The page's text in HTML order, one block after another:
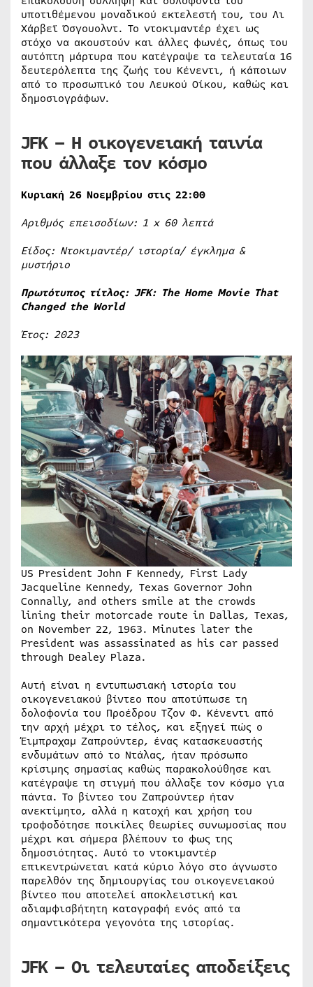
υποτιθέμενου μοναδικού εκτελεστή του, του Λι
Χάρβεϊ Όσγουολντ. Το ντοκιμαντέρ έχει ως
στόχο να ακουστούν και άλλες φωνές, όπως του
αυτόπτη μάρτυρα που κατέγραψε τα τελευταία 16
δευτερόλεπτα της ζωής του Κένεντι, ή κάποιων
από το προσωπικό του Λευκού Οίκου, καθώς και
δημοσιογράφων.
JFK– Η οικογενειακή ταινία
που άλλαξε τον κόσμο
Κυριακή 26 Νοεμβρίου στις 22:00
Αριθμός επεισοδίων: 1 x60 λεπτά
Είδος: Ντοκιμαντέρ/ ιστορία/ έγκλημα &
μυστήριο
Πρωτότυπος τίτλος: JFK: The Home Movie That
Changed the World
Έτος: 2023
US President John F Kennedy, First Lady
Jacqueline Kennedy, Texas Governor John
Connally, and others smile at the crowds
lining their motorcade route in Dallas, Texas,
on November 22, 1963. Minutes later the
President was assassinated as his car passed
through Dealey Plaza.
Αυτή είναι η εντυπωσιακή ιστορία του
οικογενειακού βίντεο που αποτύπωσε τη
δολοφονία του Προέδρου Τζον Φ. Κένεντι από
την αρχή μέχρι το τέλος, και εξηγεί πώς ο
Έιμπραχαμ Ζαπρούντερ, ένας κατασκευαστής
ενδυμάτων από το Ντάλας, ήταν πρόσωπο
κρίσιμης σημασίας καθώς παρακολούθησε και
κατέγραψε τη στιγμή που άλλαξε τον κόσμο για
πάντα. Το βίντεο του Ζαπρούντερ ήταν
ανεκτίμητο, αλλά η κατοχή και χρήση του
τροφοδότησε ποικίλες θεωρίες συνωμοσίας που
μέχρι και σήμερα βλέπουν το φως της
δημοσιότητας. Αυτό το ντοκιμαντέρ
επικεντρώνεται κατά κύριο λόγο στο άγνωστο
παρελθόν της δημιουργίας του οικογενειακού
βίντεο που αποτελεί αποκλειστική και
αδιαμφισβήτητη καταγραφή ενός από τα
σημαντικότερα γεγονότα της ιστορίας.
JFK– Οι τελευταίες αποδείξεις